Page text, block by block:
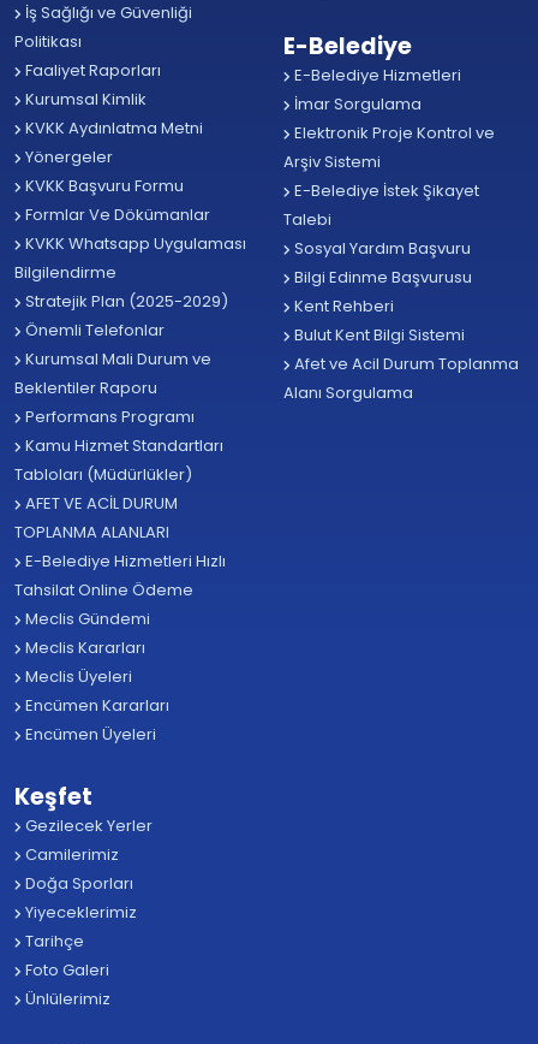
İş Sağlığı ve Güvenliği
Politikası
Faaliyet Raporları
Kurumsal Kimlik
KVKK Aydınlatma Metni
Yönergeler
KVKK Başvuru Formu
Formlar Ve Dökümanlar
KVKK Whatsapp Uygulaması
Bilgilendirme
Stratejik Plan (2025-2029)
Önemli Telefonlar
Kurumsal Mali Durum ve
Beklentiler Raporu
Performans Programı
Kamu Hizmet Standartları
Tabloları (Müdürlükler)
AFET VE ACİL DURUM
TOPLANMA ALANLARI
E-Belediye Hizmetleri Hızlı
Tahsilat Online Ödeme
Meclis Gündemi
Meclis Kararları
Meclis Üyeleri
Encümen Kararları
Encümen Üyeleri
E-Belediye
E-Belediye Hizmetleri
İmar Sorgulama
Elektronik Proje Kontrol ve
Arşiv Sistemi
E-Belediye İstek Şikayet
Talebi
Sosyal Yardım Başvuru
Bilgi Edinme Başvurusu
Kent Rehberi
Bulut Kent Bilgi Sistemi
Afet ve Acil Durum Toplanma
Alanı Sorgulama
Keşfet
Gezilecek Yerler
Camilerimiz
Doğa Sporları
Yiyeceklerimiz
Tarihçe
Foto Galeri
Ünlülerimiz